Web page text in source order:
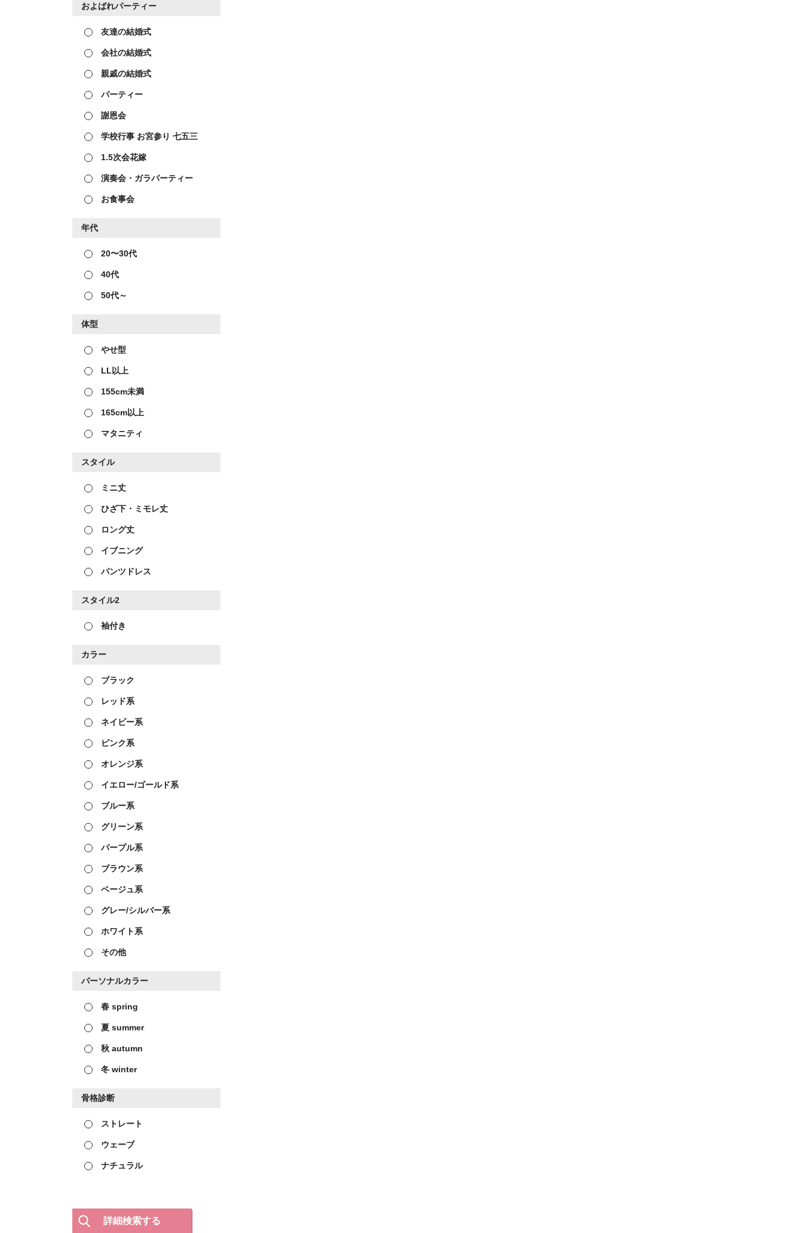
およばれパーティー
友達の結婚式
会社の結婚式
親戚の結婚式
パーティー
謝恩会
学校行事 お宮参り 七五三
1.5次会花嫁
演奏会・ガラパーティー
お食事会
年代
20〜30代
40代
50代～
体型
やせ型
LL以上
155cm未満
165cm以上
マタニティ
スタイル
ミニ丈
ひざ下・ミモレ丈
ロング丈
イブニング
パンツドレス
スタイル2
袖付き
カラー
ブラック
レッド系
ネイビー系
ピンク系
オレンジ系
イエロー/ゴールド系
ブルー系
グリーン系
パープル系
ブラウン系
ベージュ系
グレー/シルバー系
ホワイト系
その他
パーソナルカラー
春 spring
夏 summer
秋 autumn
冬 winter
骨格診断
ストレート
ウェーブ
ナチュラル